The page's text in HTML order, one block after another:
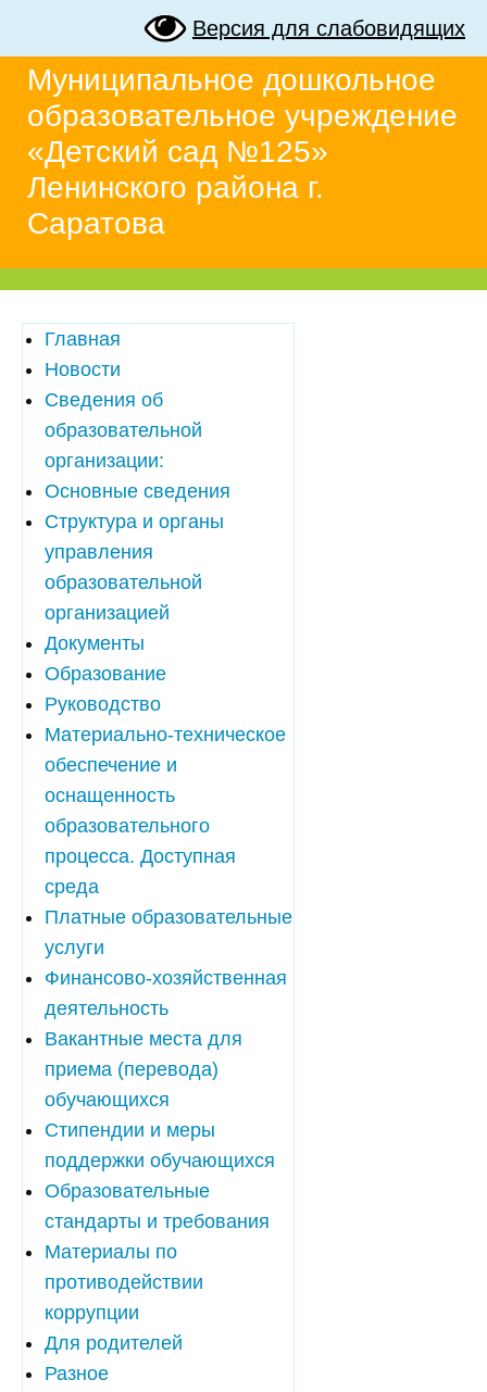
Версия для слабовидящих
Муниципальное дошкольное
образовательное учреждение
«Детский сад №125»
Ленинского района г.
Саратова
Главная
Новости
Сведения об
образовательной
организации:
Основные сведения
Структура и органы
управления
образовательной
организацией
Документы
Образование
Руководство
Материально-техническое
обеспечение и
оснащенность
образовательного
процесса. Доступная
среда
Платные образовательные
услуги
Финансово-хозяйственная
деятельность
Вакантные места для
приема (перевода)
обучающихся
Стипендии и меры
поддержки обучающихся
Образовательные
стандарты и требования
Материалы по
противодействии
коррупции
Для родителей
Разное